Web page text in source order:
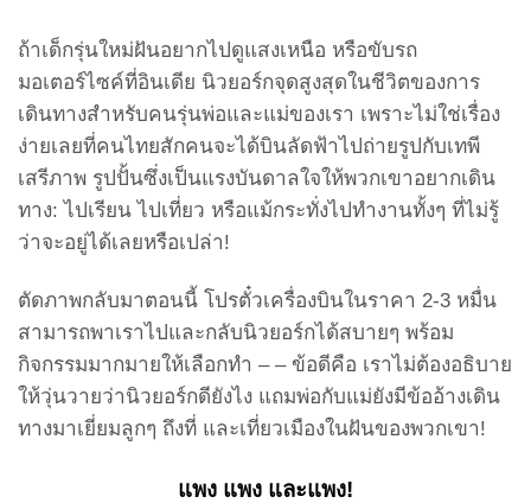
ถ้าเด็กรุ่นใหม่ฝันอยากไปดูแสงเหนือ หรือขับรถ
มอเตอร์ไซค์ที่อินเดีย นิวยอร์กจุดสูงสุดในชีวิตของการ
เดินทางสำหรับคนรุ่นพ่อและแม่ของเรา เพราะไม่ใช่เรื่อง
ง่ายเลยที่คนไทยสักคนจะได้บินลัดฟ้าไปถ่ายรูปกับเทพี
เสรีภาพ รูปปั้นซึ่งเป็นแรงบันดาลใจให้พวกเขาอยากเดิน
ทาง: ไปเรียน ไปเที่ยว หรือแม้กระทั่งไปทำงานทั้งๆ ที่ไม่รู้
ว่าจะอยู่ได้เลยหรือเปล่า!
ตัดภาพกลับมาตอนนี้ โปรตั๋วเครื่องบินในราคา 2-3 หมื่น
สามารถพาเราไปและกลับนิวยอร์กได้สบายๆ พร้อม
กิจกรรมมากมายให้เลือกทำ – – ข้อดีคือ เราไม่ต้องอธิบาย
ให้วุ่นวายว่านิวยอร์กดียังไง แถมพ่อกับแม่ยังมีข้ออ้างเดิน
ทางมาเยี่ยมลูกๆ ถึงที่ และเที่ยวเมืองในฝันของพวกเขา!
แพง แพง และแพง!